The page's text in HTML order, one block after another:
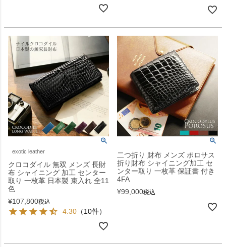
exotic leather
クロコダイル 無双 メンズ 長財
布 シャイニング 加工 センター
取り 一枚革 日本製 束入れ 全11
色
¥107,800税込
4.30 （10件）
二つ折り 財布 メンズ ポロサス
折り財布 シャイニング加工 セ
ンター取り 一枚革 保証書 付き
4FA
¥99,000税込